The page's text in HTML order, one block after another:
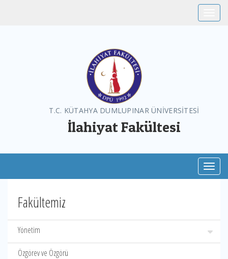
T.C. KÜTAHYA DUMLUPINAR ÜNİVERSİTESİ
İlahiyat Fakültesi
Fakültemiz
Yönetim
Özgörev ve Özgörü